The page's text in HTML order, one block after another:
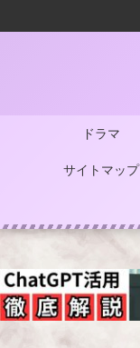
ドラマ
サイトマップ